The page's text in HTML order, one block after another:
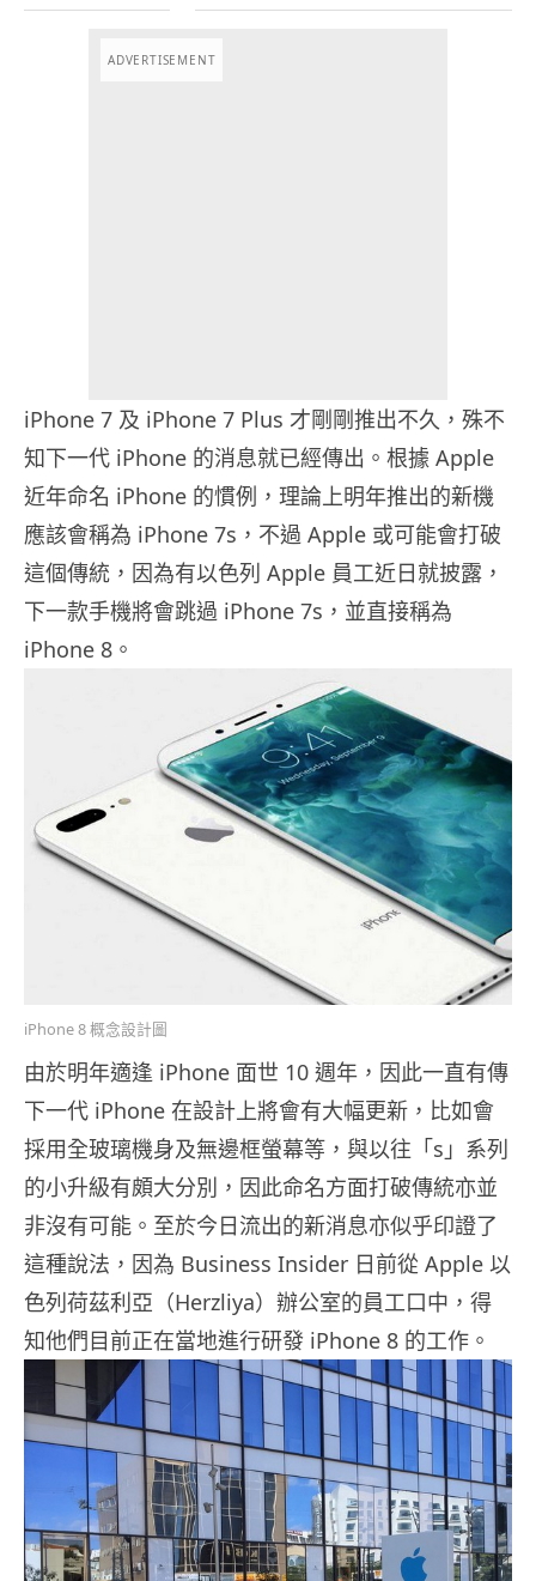
ADVERTISEMENT
iPhone 7 及 iPhone 7 Plus 才剛剛推出不久，殊不
知下一代 iPhone 的消息就已經傳出。根據 Apple
近年命名 iPhone 的慣例，理論上明年推出的新機
應該會稱為 iPhone 7s，不過 Apple 或可能會打破
這個傳統，因為有以色列 Apple 員工近日就披露，
下一款手機將會跳過 iPhone 7s，並直接稱為
iPhone 8。
iPhone 8 概念設計圖
由於明年適逢 iPhone 面世 10 週年，因此一直有傳
下一代 iPhone 在設計上將會有大幅更新，比如會
採用全玻璃機身及無邊框螢幕等，與以往「s」系列
的小升級有頗大分別，因此命名方面打破傳統亦並
非沒有可能。至於今日流出的新消息亦似乎印證了
這種說法，因為 Business Insider 日前從 Apple 以
色列荷茲利亞（Herzliya）辦公室的員工口中，得
知他們目前正在當地進行研發 iPhone 8 的工作。